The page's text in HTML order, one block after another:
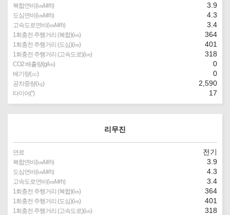
복합연비(㎞/㎾h) 3.9
도심연비(㎞/㎾h) 4.3
고속도로연비(㎞/㎾h) 3.4
1회충전 주행거리 (복합)(㎞) 364
1회충전 주행거리 (도심)(㎞) 401
1회충전 주행거리 (고속도로)(㎞) 318
CO2 배출량(g/㎞) 0
배기량(㏄) 0
공차중량(㎏) 2,590
타이어(″) 17
리무진
연료 전기
복합연비(㎞/㎾h) 3.9
도심연비(㎞/㎾h) 4.3
고속도로연비(㎞/㎾h) 3.4
1회충전 주행거리 (복합)(㎞) 364
1회충전 주행거리 (도심)(㎞) 401
1회충전 주행거리 (고속도로)(㎞) 318